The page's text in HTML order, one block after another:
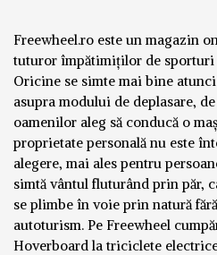
Freewheel.ro este un magazin
tuturor împătimiților de sporturi
Oricine se simte mai bine
asupra modului de deplasare,
oamenilor aleg să conducă o
proprietate personală nu este
alegere, mai ales pentru
simtă vântul fluturând prin păr,
se plimbe în voie prin natură
autoturism. Pe Freewheel
Hoverboard la triciclete